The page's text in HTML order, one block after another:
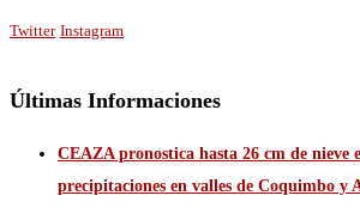
Twitter Instagram
Últimas Informaciones
CEAZA pronostica hasta 26 cm de nieve
precipitaciones en valles de Coquimbo y